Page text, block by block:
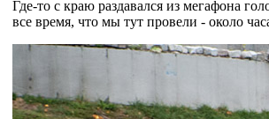
Где-то с краю раздавался из мегафона
все время, что мы тут провели - около